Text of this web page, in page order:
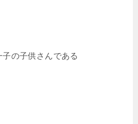
の子供さんである